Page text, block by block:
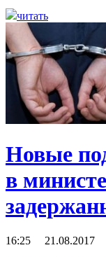
читать
Новые
в
16:25 21.08.2017